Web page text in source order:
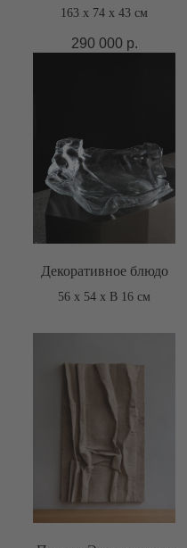
163 х 74 х 43 см
290 000 р.
Декоративное блюдо
56 х 54 х В 16 см